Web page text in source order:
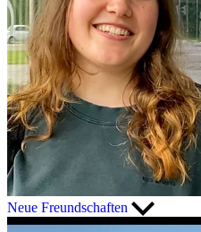
Neue Freundschaften